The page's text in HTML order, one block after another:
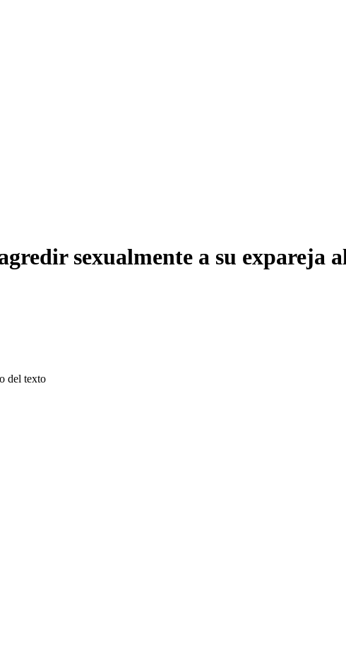
sexualmente a su expareja